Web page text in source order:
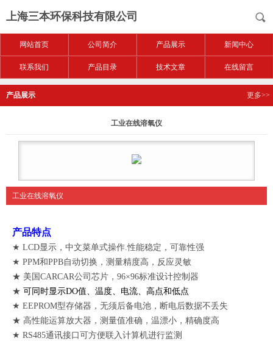
上海三本环保科技有限公司
网站首页 公司简介 产品展示 新闻中心
联系我们 产品目录 技术文章 在线留言
产品展示 更多>>
工业在线溶氧仪
工业在线溶氧仪
产品特点
★ LCD显示，中文菜单式操作.性能稳定，可靠性强
★ PPM和PPB自动切换，测量精度高，反应灵敏
★ 美国CARCAR公司芯片，96×96标准设计控制器
★ 可同时显示DO值、温度、电流、高点和低点
★ EEPROM型存储器，无须后备电池，断电后数据不丢失
★ 高性能运算放大器，测量值准确，温漂小，精确度高
★ RS485通讯接口 可方便联入计算机进行监测